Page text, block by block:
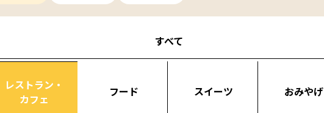
すべて
レストラン・
カフェ
フード スイーツ おみやげ